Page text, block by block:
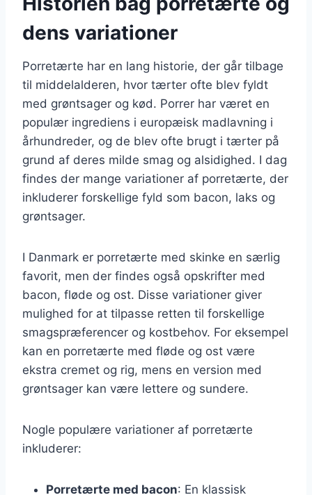
dens variationer
Porretærte har en lang historie, der går tilbage
til middelalderen, hvor tærter ofte blev fyldt
med grøntsager og kød. Porrer har været en
populær ingrediens i europæisk madlavning i
århundreder, og de blev ofte brugt i tærter på
grund af deres milde smag og alsidighed. I dag
findes der mange variationer af porretærte, der
inkluderer forskellige fyld som bacon, laks og
grøntsager.
I Danmark er porretærte med skinke en særlig
favorit, men der findes også opskrifter med
bacon, fløde og ost. Disse variationer giver
mulighed for at tilpasse retten til forskellige
smagspræferencer og kostbehov. For eksempel
kan en porretærte med fløde og ost være
ekstra cremet og rig, mens en version med
grøntsager kan være lettere og sundere.
Nogle populære variationer af porretærte
inkluderer:
Porretærte med bacon: En klassisk